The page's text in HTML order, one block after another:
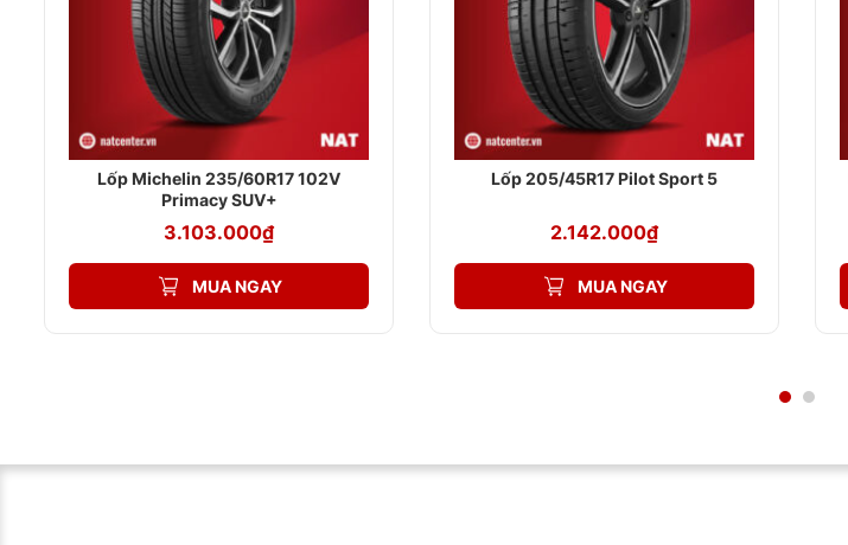
Liên hệ ngay với NAT CENTER để được tư vấn và hỗ trợ tốt nhất:
Hotline: 0909 35 6688
Thời gian làm việc: 8:00 – 17:30
Lốp Michelin 235/60R17 102V
Primacy SUV+
3.103.000₫
MUA NGAY
Lốp 205/45R17 Pilot Sport 5
2.142.000₫
MUA NGAY